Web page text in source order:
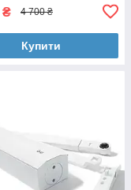
₴ 4 700 ₴
Купити